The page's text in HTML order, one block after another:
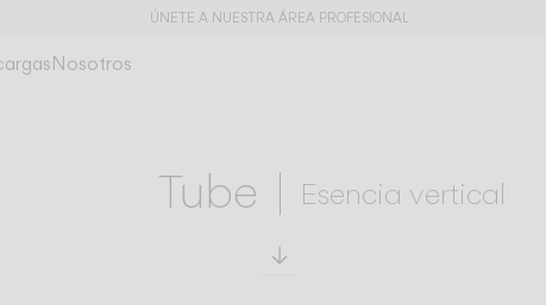
ÚNETE A NUESTRA ÁREA PROFESIONAL
Nosotros
Tube Esencia vertical
Ir a especificaciones